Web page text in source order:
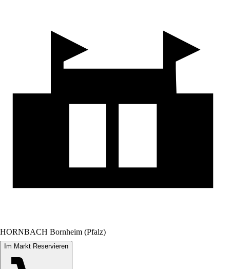
HORNBACH Bornheim (Pfalz)
Im Markt Reservieren